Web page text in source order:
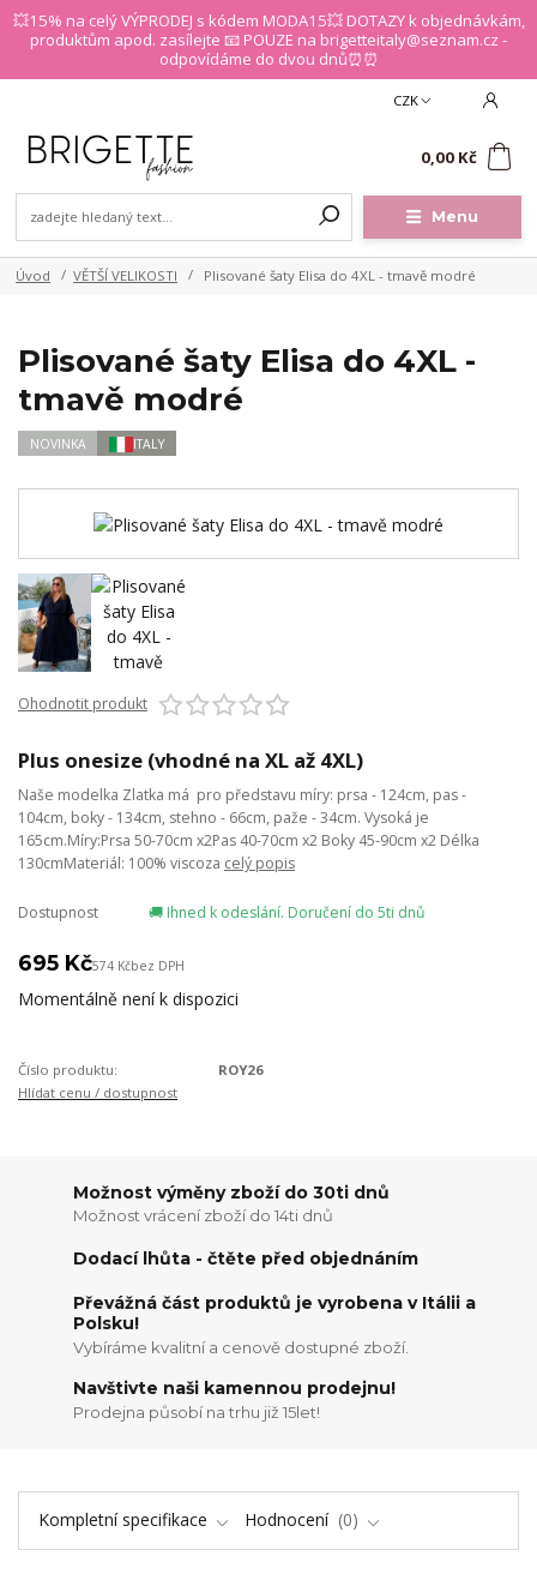
💥15% na celý VÝPRODEJ s kódem MODA15💥 DOTAZY k objednávkám,
produktům apod. zasílejte 📧 POUZE na brigetteitaly@seznam.cz -
odpovídáme do dvou dnů⏰⏰
Menu
CZK
0,00 Kč
Úvod VĚTŠÍ VELIKOSTI Plisované šaty Elisa do 4XL - tmavě modré
Plisované šaty Elisa do 4XL -
tmavě modré
NOVINKA ITALY
Ohodnotit produkt
Plus onesize (vhodné na XL až 4XL)
Naše modelka Zlatka má pro představu míry: prsa - 124cm, pas -
104cm, boky - 134cm, stehno - 66cm, paže - 34cm. Vysoká je
165cm.Míry:Prsa 50-70cm x2Pas 40-70cm x2 Boky 45-90cm x2 Délka
130cmMateriál: 100% viscoza celý popis
Dostupnost 🚚 Ihned k odeslání. Doručení do 5ti dnů
695 Kč574 Kčbez DPH
Momentálně není k dispozici
Číslo produktu:
ROY26
Hlídat cenu / dostupnost
Možnost výměny zboží do 30ti dnů
Možnost vrácení zboží do 14ti dnů
Dodací lhůta - čtěte před objednáním
Převážná část produktů je vyrobena v Itálii a
Polsku!
Vybíráme kvalitní a cenově dostupné zboží.
Navštivte naši kamennou prodejnu!
Prodejna působí na trhu již 15let!
Kompletní specifikace Hodnocení 0